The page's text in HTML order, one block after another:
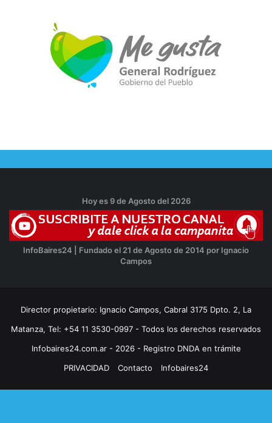
Hoy es 9 de Agosto del 2026
InfoBaires24 | Fundado el 21 de Agosto de 2014 por Ignacio
Campos
Director propietario: Ignacio Campos, Cabral 3175 Dpto. 2, La
Matanza, Tel: +54 11 3530-0997 - Todos los derechos reservados
Infobaires24.com.ar - 2026 - Registro DNDA en trámite
PRIVACIDAD
Contacto Infobaires24